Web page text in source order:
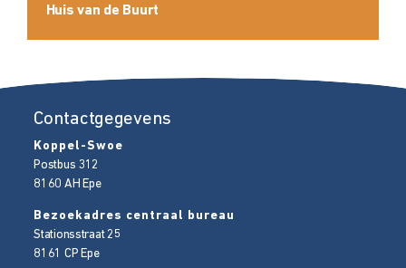
Huis van de Buurt
Contactgegevens
Koppel-Swoe
Postbus 312
8160 AH Epe
Bezoekadres centraal bureau
Stationsstraat 25
8161 CP Epe